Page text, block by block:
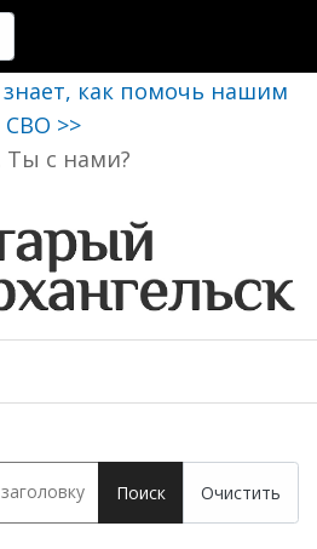
знает, как помочь нашим
СВО >>
Ты с нами?
Поиск
Очистить